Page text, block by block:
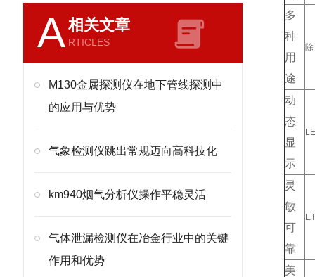
A相关文章
RTICLES
M130金属探测仪在地下管线探测中
的应用与优势
气象检测仪跳出常规迈向高科技化
km940烟气分析仪操作平稳灵活
气体泄漏检测仪在冶金行业中的关键
作用和优势
多
种
用
途
动
态
显
示
灵
敏
可
靠
美